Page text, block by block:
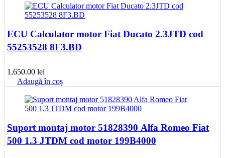
ECU Calculator motor Fiat Ducato 2.3JTD cod
55253528 8F3.BD
1,650.00 lei
Adaugă în coș
Suport montaj motor 51828390 Alfa Romeo Fiat
500 1.3 JTDM cod motor 199B4000